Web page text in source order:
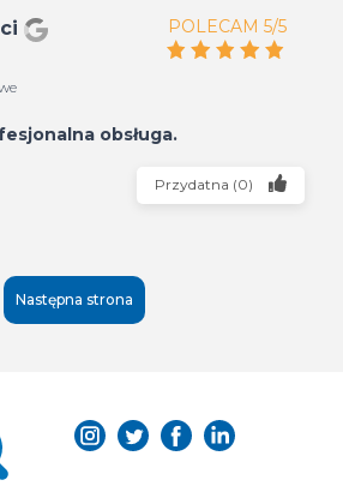
POLECAM 5/5
obsługa.
Przydatna (0)
Następna strona